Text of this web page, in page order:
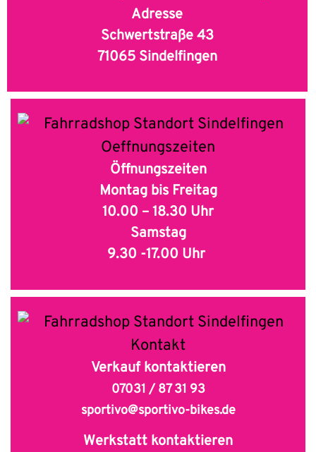
Adresse
Schwertstraße 43
71065 Sindelfingen
Öffnungszeiten
Montag bis Freitag
10.00 – 18.30 Uhr
Samstag
9.30 -17.00 Uhr
Verkauf kontaktieren
07031 / 87 31 93
sportivo@sportivo-bikes.de
Werkstatt kontaktieren